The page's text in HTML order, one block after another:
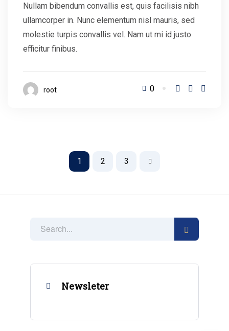
Newsleter
Nullam bibendum convallis est, quis facilisis nibh
ullamcorper in. Nunc elementum nisl mauris, sed
molestie turpis convallis vel. Nam ut mi id justo
efficitur finibus.
root 0
1 2 3